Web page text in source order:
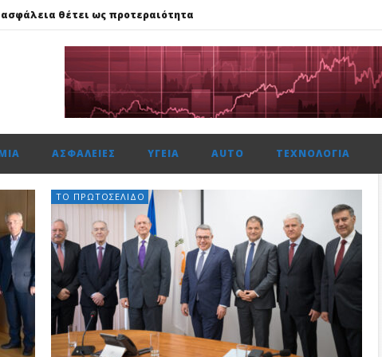
ασφάλεια θέτει ως προτεραιότητα
Αποκτά το πρώτο Παρατηρητήριο Έργων
χρονιά, στους δείκτες FTSE4Good
ασφάλεια θέτει ως προτεραιότητα
ΑΣΦΆΛΕΙΕΣ ΥΓΕΊΑ AUTO ΤΕΧΝΟΛΟΓΊΑ
ΤΟ ΠΡΩΤΟΣΈΛΙΔΟ